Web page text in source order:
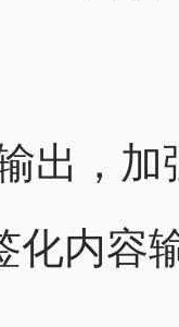
出，
化内容